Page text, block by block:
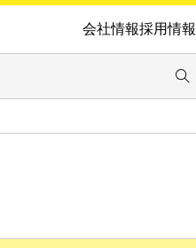
会社情報採用情報